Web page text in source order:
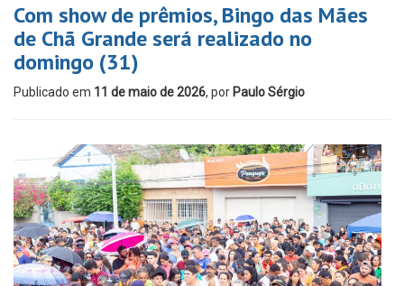
Com show de prêmios, Bingo das Mães
de Chã Grande será realizado no
domingo (31)
Publicado em 11 de maio de 2026, por Paulo Sérgio